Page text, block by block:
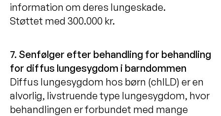
information om deres lungeskade.
Støttet med 300.000 kr.
7. Senfølger efter behandling for behandling
for diffus lungesygdom i barndommen
Diffus lungesygdom hos børn (chILD) er en
alvorlig, livstruende type lungesygdom, hvor
behandlingen er forbundet med mange